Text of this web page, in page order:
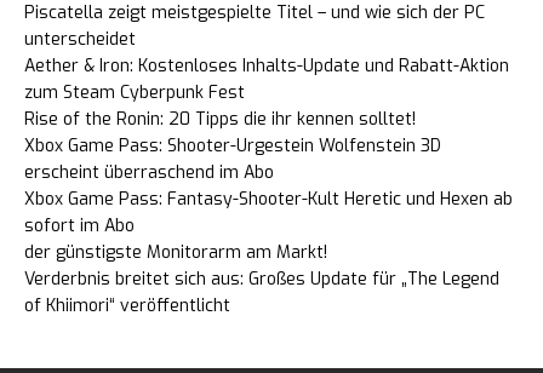
Piscatella zeigt meistgespielte Titel – und wie sich der PC
unterscheidet
Aether & Iron: Kostenloses Inhalts-Update und Rabatt-Aktion
zum Steam Cyberpunk Fest
Rise of the Ronin: 20 Tipps die ihr kennen solltet!
Xbox Game Pass: Shooter-Urgestein Wolfenstein 3D
erscheint überraschend im Abo
Xbox Game Pass: Fantasy-Shooter-Kult Heretic und Hexen ab
sofort im Abo
der günstigste Monitorarm am Markt!
Verderbnis breitet sich aus: Großes Update für „The Legend
of Khiimori“ veröffentlicht